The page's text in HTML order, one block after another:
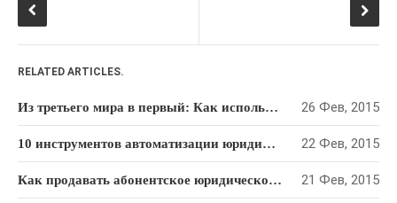
маркетинг
Стратегия
менеджмент Управление
юридической фирмой
Юридический
маркетинг
RELATED ARTICLES.
Из третьего мира в первый: Как использовать опыт Сингапура, чтобы преуспеть в юридическом бизнесе 26 Фев, 2015
10 инструментов автоматизации юридического маркетинга 22 Фев, 2015
Как продавать абонентское юридическое обслуживание: Пошаговый алгоритм 21 Фев, 2015